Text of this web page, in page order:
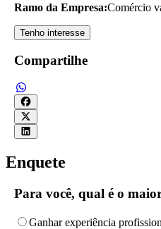
Ramo da Empresa:Comércio
Tenho interesse
Compartilhe
Enquete
Para você, qual é o
Ganhar experiência